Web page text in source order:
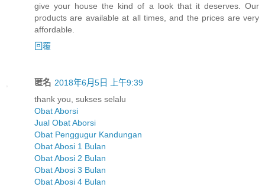
give your house the kind of a look that it deserves. Our
products are available at all times, and the prices are very
affordable.
回覆
匿名 2018年6月5日 上午9:39
thank you, sukses selalu
Obat Aborsi
Jual Obat Aborsi
Obat Penggugur Kandungan
Obat Abosi 1 Bulan
Obat Abosi 2 Bulan
Obat Abosi 3 Bulan
Obat Abosi 4 Bulan